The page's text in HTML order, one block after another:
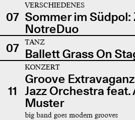
07
VERSCHIEDENES
Sommer im Südpol:
NotreDuo
07
TANZ
Ballett Grass On
11
KONZERT
Groove
Jazz Orchestra feat.
Muster
big band goes modern grooves